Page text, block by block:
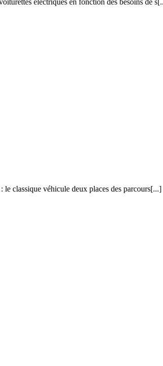
électriques en fonction des besoins de
classique véhicule deux places des parcours[...]